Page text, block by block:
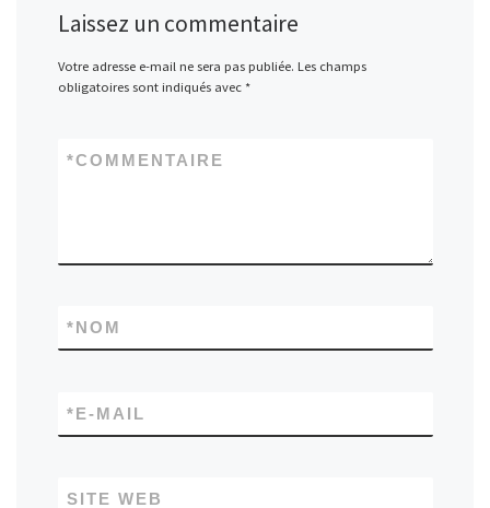
Laissez un commentaire
Votre adresse e-mail ne sera pas publiée. Les champs
obligatoires sont indiqués avec *
COMMENTAIRE
*
NOM
*
E-MAIL
*
SITE WEB